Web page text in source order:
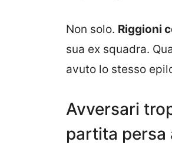
Non solo. Riggioni
sua ex squadra.
avuto lo stesso
Avversari
partita persa